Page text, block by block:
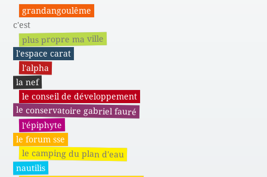
grandangoulême
c'est
plus propre ma ville
l'espace carat
l'alpha
la nef
le conseil de développement
le conservatoire gabriel fauré
l'épiphyte
le forum sse
le camping du plan d'eau
nautilis